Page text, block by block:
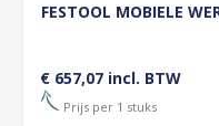
FESTOOL MOBIELE
€ 657,07 incl. BTW
Prijs per 1 stuks